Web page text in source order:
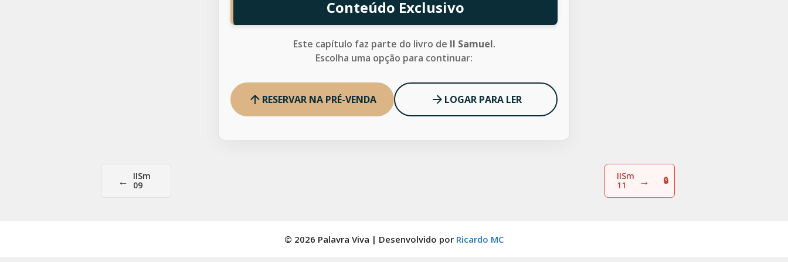
Conteúdo Exclusivo
Este capítulo faz parte do livro de II Samuel.
Escolha uma opção para continuar:
RESERVAR NA PRÉ-VENDA LOGAR PARA LER
←
IISm
09
IISm
11
→
© 2026 Palavra Viva | Desenvolvido por Ricardo MC